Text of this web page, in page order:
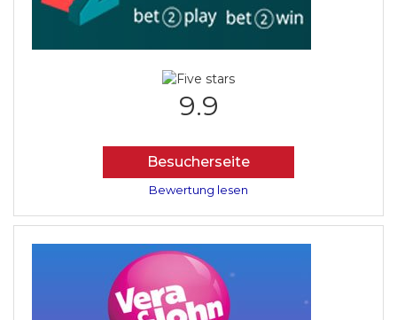
9.9
Besucherseite
Bewertung lesen